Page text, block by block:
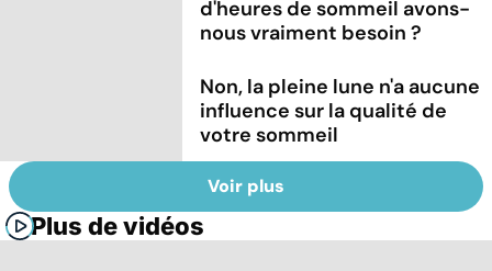
d'heures de sommeil avons-
nous vraiment besoin ?
Non, la pleine lune n'a aucune
influence sur la qualité de
votre sommeil
Voir plus
Plus de vidéos